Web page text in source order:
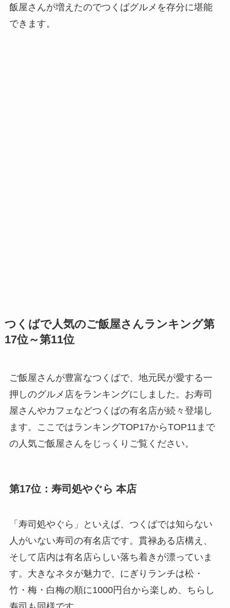
飯屋さんが増えたのでつくばグルメを存分に堪能
できます。
つくばで人気のご飯屋さんランキング第
17位～第11位
ご飯屋さんが豊富なつくばで、地元民が愛する一
押しのグルメ店をランキングにしました。お寿司
屋さんやカフェなどつくばの有名店が続々登場し
ます。ここではランキングTOP17からTOP11まで
の人気ご飯屋さんをじっくりご覧ください。
第17位：寿司処やぐら 本店
「寿司処やぐら」といえば、つくばでは知らない
人がいない寿司の有名店です。貫禄ある店構え、
そして店内は有名店らしい落ち着きが漂っていま
す。大きなネタが魅力で、にぎりランチは松・
竹・梅・白梅の順に1000円台から楽しめ、ちらし